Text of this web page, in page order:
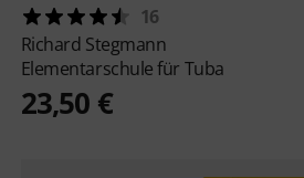
16
Richard Stegmann
Elementarschule für Tuba
23,50 €